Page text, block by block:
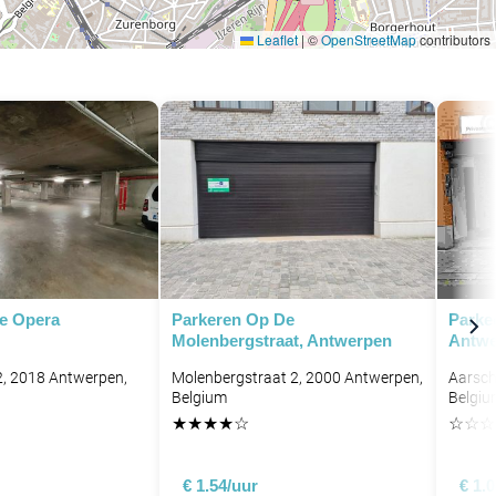
P
Leaflet|©OpenStreetMapcontributors
Opera
2018 Antwerpen,
Parkeren Op De
Molenbergstraat, Antwerpen
Molenbergstraat 2, 2000 Antwerpen,
Belgium
★★★★☆
€ 1.54/uur
☆☆
€